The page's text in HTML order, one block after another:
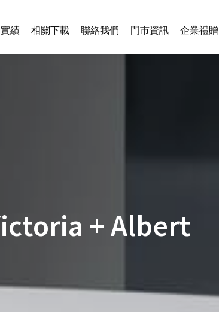
績 相關下載 聯絡我們 門市資訊 企業禮贈
+ Albert